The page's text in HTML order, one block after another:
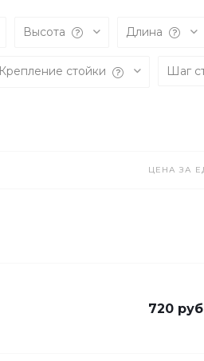
Высота Длина
Крепление стойки Шаг
ЦЕНА ЗА
720